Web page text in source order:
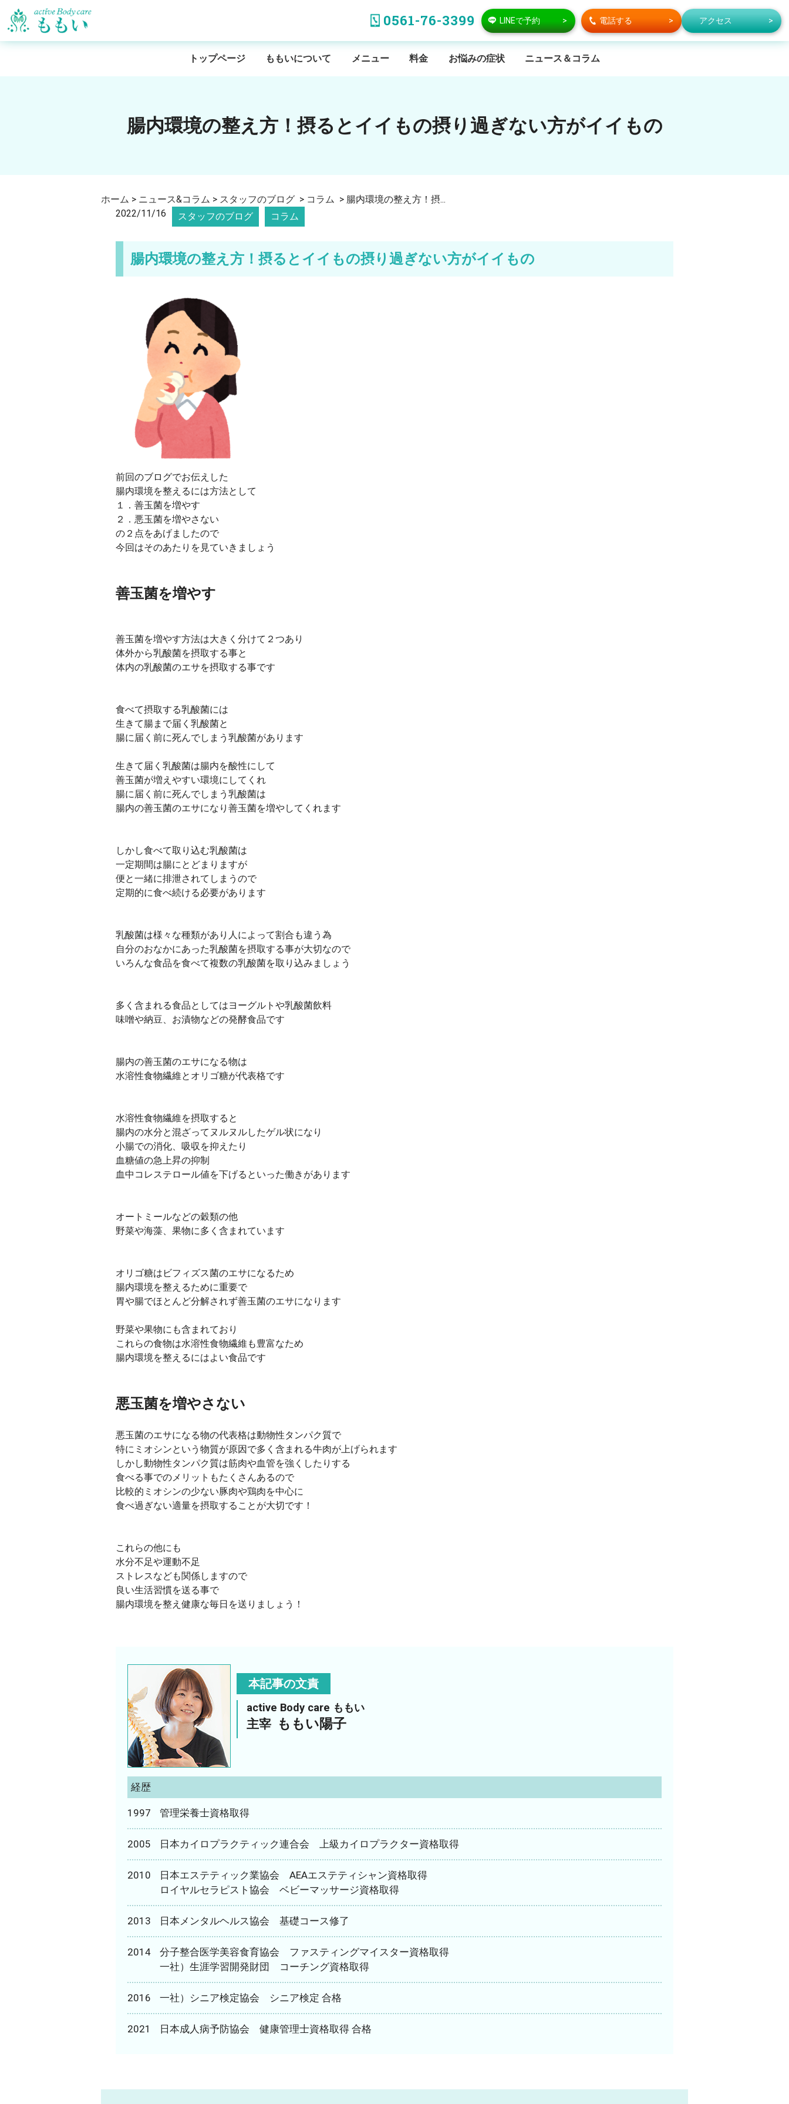
0561-76-3399 LINEで予約 電話する アクセス
トップページ ももいについて メニュー 料金 お悩みの症状 ニュース＆コラム
腸内環境の整え方！摂るとイイもの摂り過ぎない方がイイもの
ホーム > ニュース&コラム > スタッフのブログ > コラム > 腸内環境の整え方！摂...
2022/11/16
スタッフのブログ コラム
腸内環境の整え方！摂るとイイもの摂り過ぎない方がイイもの
前回のブログでお伝えした
腸内環境を整えるには方法として
１．善玉菌を増やす
２．悪玉菌を増やさない
の２点をあげましたので
今回はそのあたりを見ていきましょう
善玉菌を増やす
善玉菌を増やす方法は大きく分けて２つあり
体外から乳酸菌を摂取する事と
体内の乳酸菌のエサを摂取する事です
食べて摂取する乳酸菌には
生きて腸まで届く乳酸菌と
腸に届く前に死んでしまう乳酸菌があります
生きて届く乳酸菌は腸内を酸性にして
善玉菌が増えやすい環境にしてくれ
腸に届く前に死んでしまう乳酸菌は
腸内の善玉菌のエサになり善玉菌を増やしてくれます
しかし食べて取り込む乳酸菌は
一定期間は腸にとどまりますが
便と一緒に排泄されてしまうので
定期的に食べ続ける必要があります
乳酸菌は様々な種類があり人によって割合も違う為
自分のおなかにあった乳酸菌を摂取する事が大切なので
いろんな食品を食べて複数の乳酸菌を取り込みましょう
多く含まれる食品としてはヨーグルトや乳酸菌飲料
味噌や納豆、お漬物などの発酵食品です
腸内の善玉菌のエサになる物は
水溶性食物繊維とオリゴ糖が代表格です
水溶性食物繊維を摂取すると
腸内の水分と混ざってヌルヌルしたゲル状になり
小腸での消化、吸収を抑えたり
血糖値の急上昇の抑制
血中コレステロール値を下げるといった働きがあります
オートミールなどの穀類の他
野菜や海藻、果物に多く含まれています
オリゴ糖はビフィズス菌のエサになるため
腸内環境を整えるために重要で
胃や腸でほとんど分解されず善玉菌のエサになります
野菜や果物にも含まれており
これらの食物は水溶性食物繊維も豊富なため
腸内環境を整えるにはよい食品です
悪玉菌を増やさない
悪玉菌のエサになる物の代表格は動物性タンパク質で
特にミオシンという物質が原因で多く含まれる牛肉が上げられます
しかし動物性タンパク質は筋肉や血管を強くしたりする
食べる事でのメリットもたくさんあるので
比較的ミオシンの少ない豚肉や鶏肉を中心に
食べ過ぎない適量を摂取することが大切です！
これらの他にも
水分不足や運動不足
ストレスなども関係しますので
良い生活習慣を送る事で
腸内環境を整え健康な毎日を送りましょう！
本記事の文責
active Body care ももい
主宰 ももい陽子
経歴
1997 管理栄養士資格取得
2005 日本カイロプラクティック連合会 上級カイロプラクター資格取得
2010
日本エステティック業協会 AEAエステティシャン資格取得
ロイヤルセラピスト協会 ベビーマッサージ資格取得
2013 日本メンタルヘルス協会 基礎コース修了
2014
分子整合医学美容食育協会 ファスティングマイスター資格取得
一社）生涯学習開発財団 コーチング資格取得
2016 一社）シニア検定協会 シニア検定 合格
2021 日本成人病予防協会 健康管理士資格取得 合格